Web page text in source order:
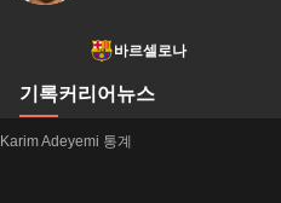
바르셀로나
기록커리어 뉴스
Karim Adeyemi 통계